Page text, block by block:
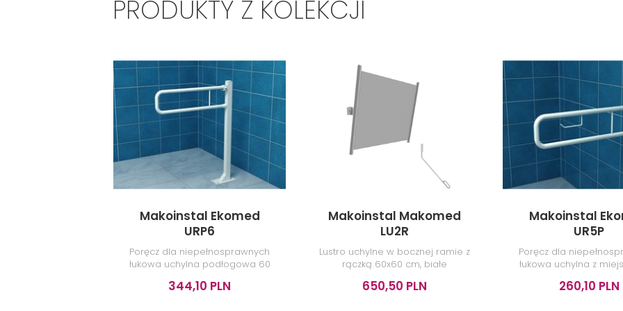
PRODUKTY Z KOLEKCJI
Makoinstal Ekomed
URP6
Poręcz dla niepełnosprawnych
łukowa uchylna podłogowa 60
344,10 PLN
Makoinstal Makomed
LU2R
Lustro uchylne w bocznej ramie z
rączką 60x60 cm, białe
650,50 PLN
Makoinstal
UR5P
Poręcz dla
łukowa uchylna z
260,10 PLN